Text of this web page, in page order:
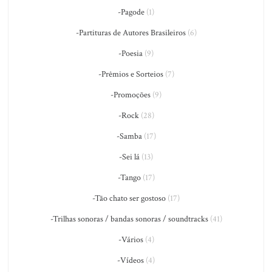
-Pagode (1)
-Partituras de Autores Brasileiros(6)
-Poesia (9)
-Prêmios e Sorteios(7)
-Promoções (9)
-Rock(28)
-Samba(17)
-Sei lá (13)
-Tango(17)
-Tão chato ser gostoso (17)
-Trilhas sonoras / bandas sonoras / soundtracks(41)
-Vários(4)
-Vídeos (4)